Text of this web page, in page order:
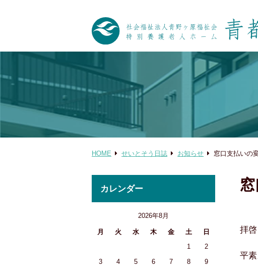
HOME せいとそう日誌 お知らせ 窓口支払いの
拝
平
カレンダー
2026年8月
月 火 水 木 金 土
日
1
2
3
4 5 6 7 8
9